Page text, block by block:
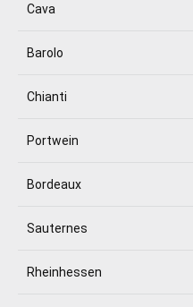
Cava
Barolo
Chianti
Portwein
Bordeaux
Sauternes
Rheinhessen